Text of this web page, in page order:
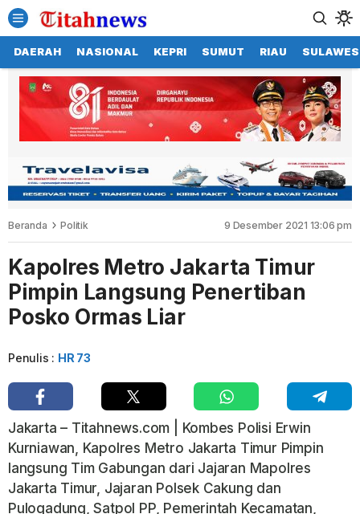
DAERAH NASIONAL KEPRI SUMUT RIAU
Beranda Politik 9 Desember 2021 13:06 pm
Kapolres Metro Jakarta Timur
Pimpin Langsung Penertiban
Posko Ormas Liar
Penulis : HR 73
Jakarta – Titahnews.com | Kombes Polisi Erwin
Kurniawan, Kapolres Metro Jakarta Timur Pimpin
langsung Tim Gabungan dari Jajaran Mapolres
Jakarta Timur, Jajaran Polsek Cakung dan
Pulogadung, Satpol PP, Pemerintah Kecamatan,